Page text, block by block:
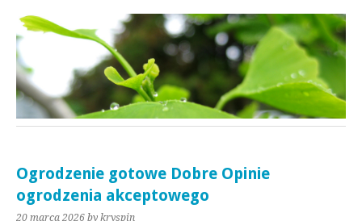
Ogrodzenie gotowe Dobre Opinie
ogrodzenia akceptowego
20 marca 2026 by kryspin